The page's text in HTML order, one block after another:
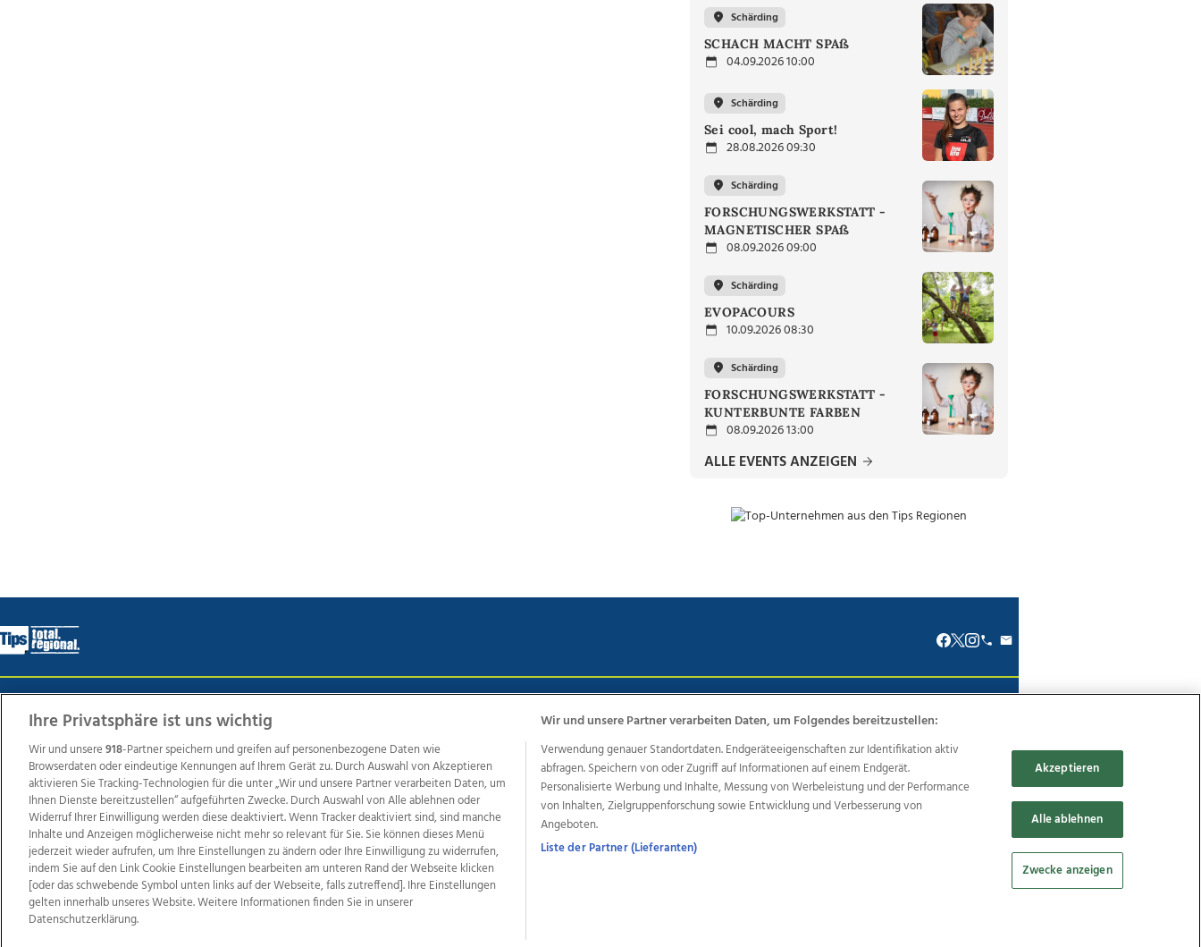
Schärding
SCHACH MACHT SPAß
04.09.2026 10:00
Schärding
Sei cool, mach Sport!
28.08.2026 09:30
Schärding
FORSCHUNGSWERKSTATT -
MAGNETISCHER SPAß
08.09.2026 09:00
Schärding
EVOPACOURS
10.09.2026 08:30
Schärding
FORSCHUNGSWERKSTATT -
KUNTERBUNTE FARBEN
08.09.2026 13:00
ALLE EVENTS ANZEIGEN
Wir über uns Mediadaten Kontakt AGB Anzeigekunden AGB Website Ehrenkodex Politische Werbung
Weitere Angebote des Medienhauses Wimmer
TV1 di-mog-i.at OÖNow Ischler Woche Life Radio OÖNachrichten OÖN Immobilien OÖN Karriere OÖN Reise
Promenaden Galerien
Regionaljobs
wasistlos.at wirtrauern.at
Copyrights © 2026 Tips Zeitungs GmbH & Co KG
Ihre Privatsphäre ist uns wichtig
Wir und unsere918-Partner speichern und greifen auf personenbezogene Daten wie
Browserdaten oder eindeutige Kennungen auf Ihrem Gerät zu. Durch Auswahl von Akzeptieren
aktivieren Sie Tracking-Technologien für die unter „Wir und unsere Partner verarbeiten Daten, um
Ihnen Dienste bereitzustellen“ aufgeführten Zwecke. Durch Auswahl von Alle ablehnen oder
Widerruf Ihrer Einwilligung werden diese deaktiviert. Wenn Tracker deaktiviert sind, sind manche
Inhalte und Anzeigen möglicherweise nicht mehr so relevant für Sie. Sie können dieses Menü
jederzeit wieder aufrufen, um Ihre Einstellungen zu ändern oder Ihre Einwilligung zu widerrufen,
indem Sie auf den Link Cookie Einstellungen bearbeiten am unteren Rand der Webseite klicken
[oder das schwebende Symbol unten links auf der Webseite, falls zutreffend]. Ihre Einstellungen
gelten innerhalb unseres Website. Weitere Informationen finden Sie in unserer
Datenschutzerklärung.
Wir und unsere Partner verarbeiten Daten, um Folgendes bereitzustellen:
Verwendung genauer Standortdaten. Endgeräteeigenschaften zur Identifikation aktiv
abfragen. Speichern von oder Zugriff auf Informationen auf einem Endgerät.
Personalisierte Werbung und Inhalte, Messung von Werbeleistung und der Performance
von Inhalten, Zielgruppenforschung sowie Entwicklung und Verbesserung von
Angeboten.
Liste der Partner (Lieferanten)
Akzeptieren
Alle ablehnen
Zwecke anzeigen